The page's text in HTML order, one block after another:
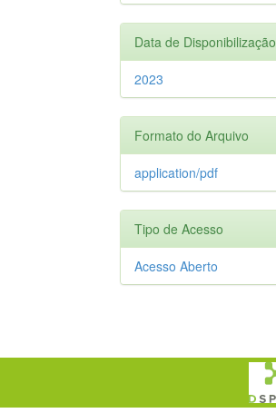
Data de Disponibilização
2023
Formato do Arquivo
application/pdf
Tipo de Acesso
Acesso Aberto